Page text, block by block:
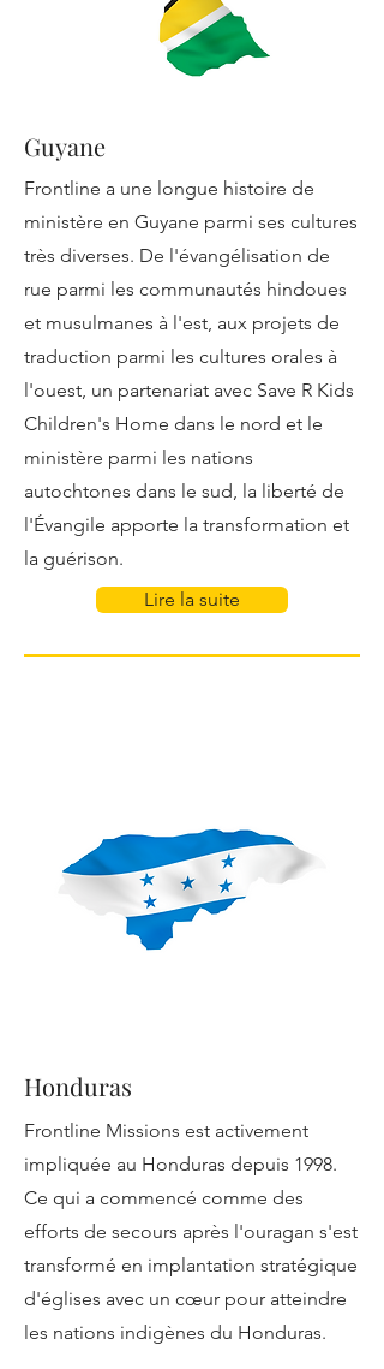
Guyane
Frontline a une longue histoire de
ministère en Guyane parmi ses cultures
très diverses. De l'évangélisation de
rue parmi les communautés hindoues
et musulmanes à l'est, aux projets de
traduction parmi les cultures orales à
l'ouest, un partenariat avec Save R Kids
Children's Home dans le nord et le
ministère parmi les nations
autochtones dans le sud, la liberté de
l'Évangile apporte la transformation et
la guérison.
Lire la suite
Honduras
Frontline Missions est activement
impliquée au Honduras depuis 1998.
Ce qui a commencé comme des
efforts de secours après l'ouragan s'est
transformé en implantation stratégique
d'églises avec un cœur pour atteindre
les nations indigènes du Honduras.